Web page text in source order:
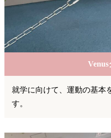
Venus
就学に向けて、運動の基本
す。